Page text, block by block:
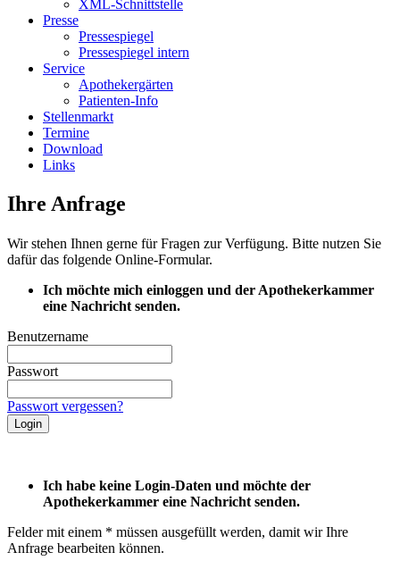
XML-Schnittstelle
Presse
Pressespiegel
Pressespiegel intern
Service
Apothekergärten
Patienten-Info
Stellenmarkt
Termine
Download
Links
Ihre Anfrage
Wir stehen Ihnen gerne für Fragen zur Verfügung. Bitte nutzen Sie
dafür das folgende Online-Formular.
Ich möchte mich einloggen und der Apothekerkammer
eine Nachricht senden.
Benutzername
Passwort
Passwort vergessen?
Ich habe keine Login-Daten und möchte der
Apothekerkammer eine Nachricht senden.
Felder mit einem * müssen ausgefüllt werden, damit wir Ihre
Anfrage bearbeiten können.